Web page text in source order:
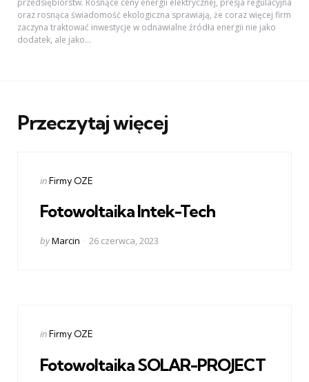
oraz rosnąca świadomość ekologiczna sprawiają, że coraz więcej firm
zaczyna traktować inwestycje w odnawialne źródła energii nie jako
dodatek, ale jako...
Przeczytaj więcej
Categories
Posted
inFirmy OZE
Fotowoltaika Intek-Tech
Posted
byMarcin 26 czerwca, 2023
Categories
Posted
inFirmy OZE
Fotowoltaika SOLAR-PROJECT